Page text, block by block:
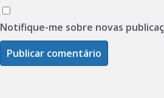
Notifique-me sobre novas